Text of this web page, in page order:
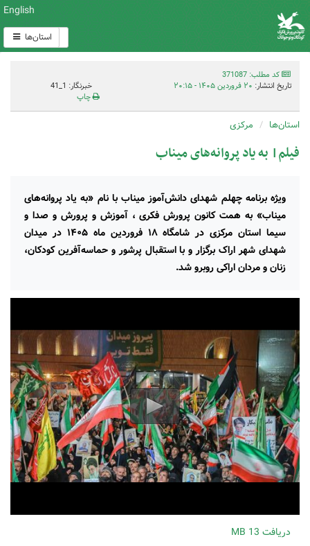
English
استان‌ها
کد مطلب: 371087
تاریخ انتشار: ۲۰ فروردین ۱۴۰۵ - ۲۰:۱۵
خبرنگار: 1_41
چاپ
استان‌ها مرکزی
فیلم| به یاد پروانه‌های میناب
ویژه‌ برنامه چهلم شهدای دانش‌آموز میناب با نام «به یاد پروانه‌های
میناب» به همت کانون پرورش فکری ، آموزش و پرورش و صدا و
سیما استان مرکزی در شامگاه ۱۸ فروردین ماه ۱۴۰۵ در میدان
شهدای شهر اراک برگزار و با استقبال پرشور و حماسه‌آفرین کودکان،
زنان و مردان اراکی روبرو شد.
دریافت 13 MB